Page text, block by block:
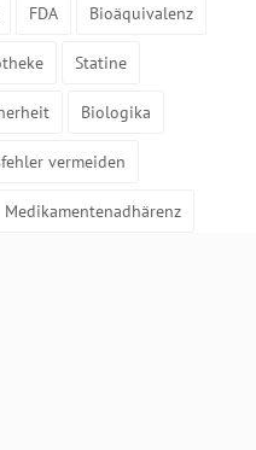
FDA Bioäquivalenz
Statine
Biologika
vermeiden
Medikamentenadhärenz